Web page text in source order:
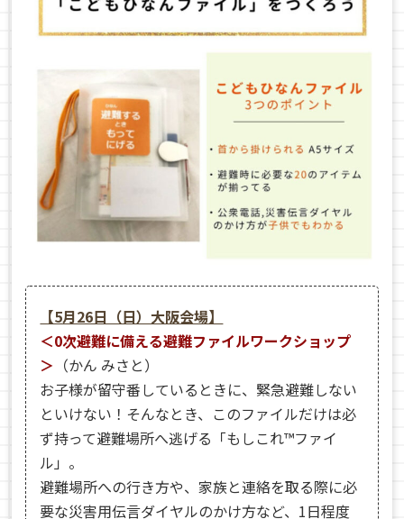
【5月26日（日）大阪会場】
＜0次避難に備える避難ファイルワークショップ
＞ （かん みさと）
お子様が留守番しているときに、緊急避難しない
といけない！そんなとき、このファイルだけは必
ず持って避難場所へ逃げる「もしこれ™ファイ
ル」。
避難場所への行き方や、家族と連絡を取る際に必
要な災害用伝言ダイヤルのかけ方など、1日程度